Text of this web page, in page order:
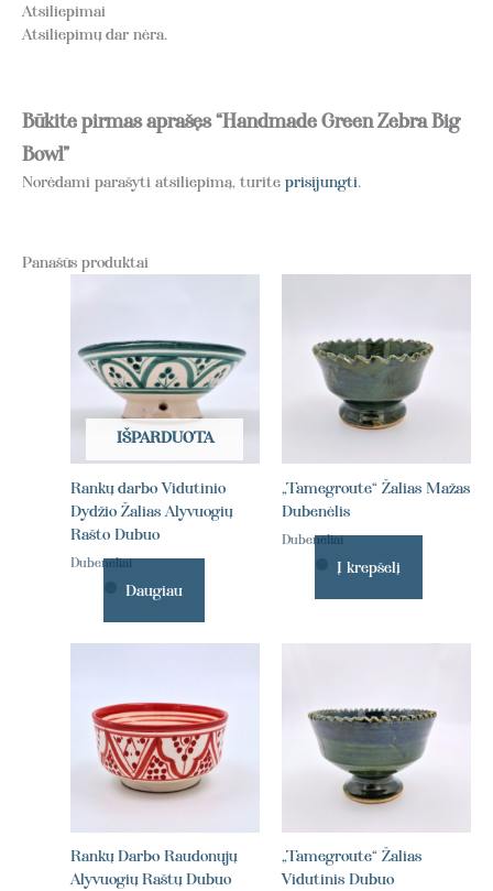
Atsiliepimai
Atsiliepimų dar nėra.
Būkite pirmas aprašęs “Handmade Green Zebra Big
Bowl”
Norėdami parašyti atsiliepimą, turite prisijungti.
Panašūs produktai
IŠPARDUOTA
Rankų darbo Vidutinio
Dydžio Žalias Alyvuogių
Rašto Dubuo
Dubenėliai
Daugiau
„Tamegroute“ Žalias Mažas
Dubenėlis
Dubenėliai
Į krepšelį
Rankų Darbo Raudonųjų
Alyvuogių Raštų Dubuo
„Tamegroute“ Žalias
Vidutinis Dubuo